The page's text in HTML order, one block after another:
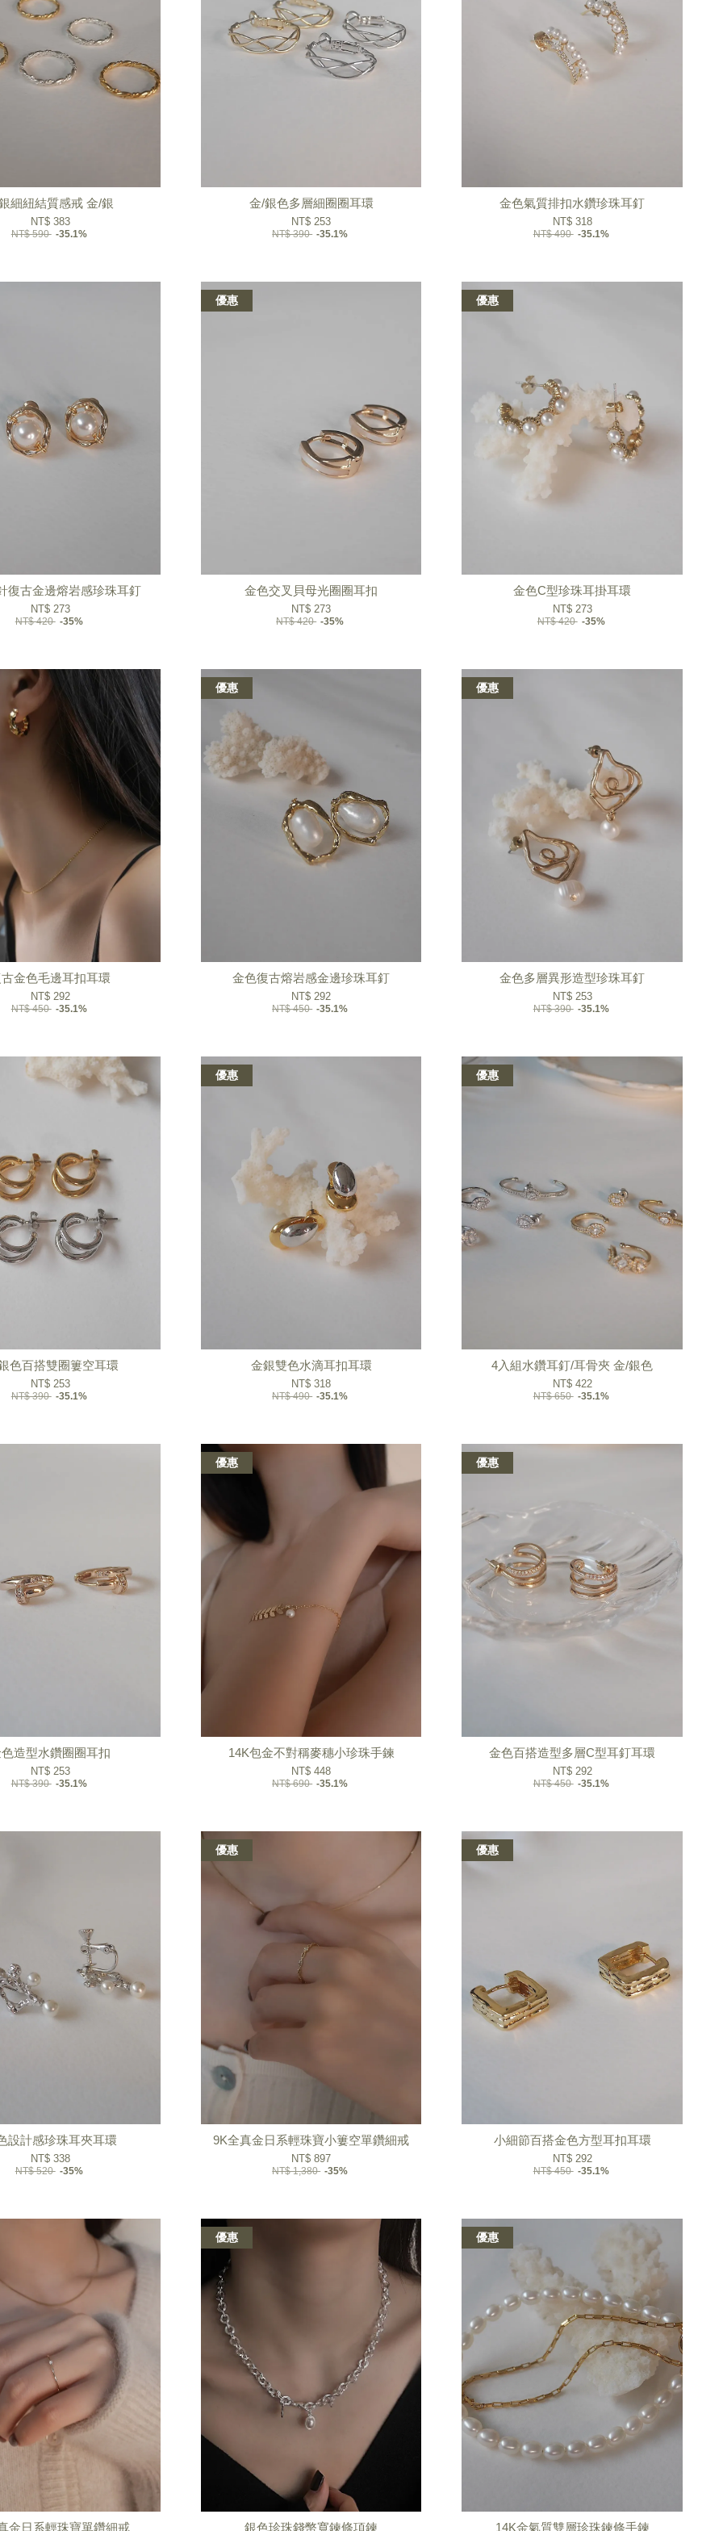
細紐結質感戒 金/銀
NT$ 383
NT$ 590 -35.1%
金/銀色多層細圈圈耳環
NT$ 253
NT$ 390 -35.1%
金色氣質排扣水鑽珍珠耳釘
NT$ 318
NT$ 490 -35.1%
復古金邊熔岩感珍珠耳釘
NT$ 273
NT$ 420 -35%
優惠
金色交叉貝母光圈圈耳扣
NT$ 273
NT$ 420 -35%
優惠
金色C型珍珠耳掛耳環
NT$ 273
NT$ 420 -35%
金色毛邊耳扣耳環
NT$ 292
NT$ 450 -35.1%
優惠
金色復古熔岩感金邊珍珠耳釘
NT$ 292
NT$ 450 -35.1%
優惠
金色多層異形造型珍珠耳釘
NT$ 253
NT$ 390 -35.1%
色百搭雙圈簍空耳環
NT$ 253
NT$ 390 -35.1%
優惠
金銀雙色水滴耳扣耳環
NT$ 318
NT$ 490 -35.1%
優惠
4入組水鑽耳釘/耳骨夾 金/銀色
NT$ 422
NT$ 650 -35.1%
造型水鑽圈圈耳扣
NT$ 253
NT$ 390 -35.1%
優惠
14K包金不對稱麥穗小珍珠手鍊
NT$ 448
NT$ 690 -35.1%
優惠
金色百搭造型多層C型耳釘耳環
NT$ 292
NT$ 450 -35.1%
設計感珍珠耳夾耳環
NT$ 338
NT$ 520 -35%
優惠
9K全真金日系輕珠寶小簍空單鑽細戒
NT$ 897
NT$ 1,380 -35%
優惠
小細節百搭金色方型耳扣耳環
NT$ 292
NT$ 450 -35.1%
金日系輕珠寶單鑽細戒
優惠
銀色珍珠錢幣寬鍊條項鍊
優惠
14K金氣質雙層珍珠鍊條手鍊